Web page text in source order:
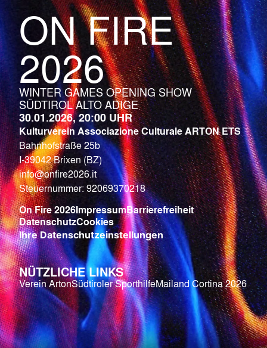
ON FIRE
2026
WINTER GAMES OPENING SHOW
SÜDTIROL ALTO ADIGE
30.01.2026, 20:00 UHR
Kulturverein Associazione Culturale ARTON ETS
Bahnhofstraße 25b
I-39042 Brixen (BZ)
info@onfire2026.it
Steuernummer: 92069370218
On Fire 2026ImpressumBarrierefreiheit
DatenschutzCookies
Ihre Datenschutzeinstellungen
NÜTZLICHE LINKS
Verein ArtonSüdtiroler SporthilfeMailand Cortina 2026